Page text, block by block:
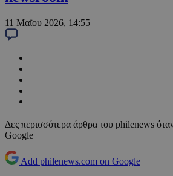
11 Μαΐου 2026, 14:55
Δες περισσότερα άρθρα του philenews
Google
Add philenews.com on Google